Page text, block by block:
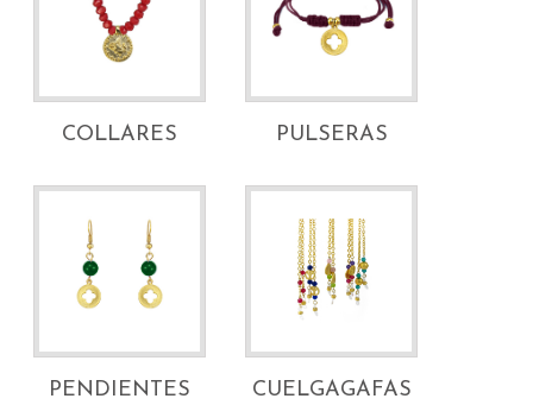
COLLARES PULSERAS
PENDIENTES CUELGAGAFAS